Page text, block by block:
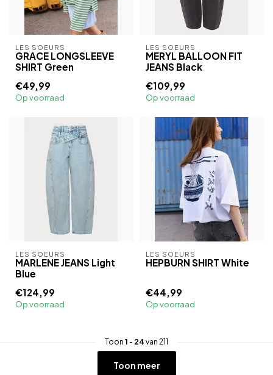
LES SOEURS
GRACE LONGSLEEVE
SHIRT Green
€49,99
Op voorraad
LES SOEURS
MERYL BALLOON FIT
JEANS Black
€109,99
Op voorraad
LES SOEURS
MARLENE JEANS Light
Blue
€124,99
Op voorraad
LES SOEURS
HEPBURN SHIRT White
€44,99
Op voorraad
Toon 1 - 24 van 211
Toon meer